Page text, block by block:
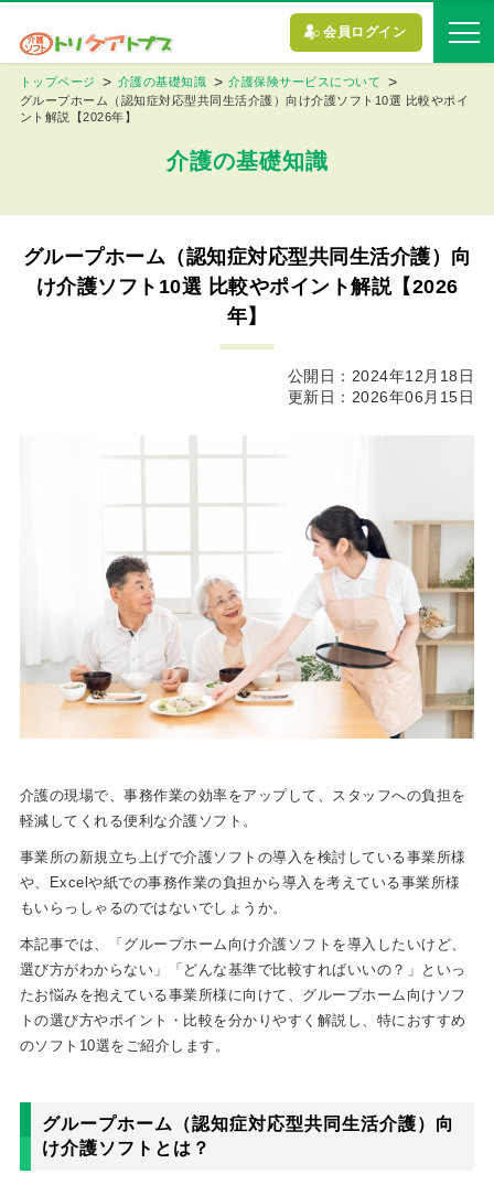
会員ログイン
トップページ 介護の基礎知識
介護保険サービスについて
グループホーム（認知症対応型共同生活介護）向け介護ソフト10選 比較やポイ
ント解説【2026年】
介護の基礎知識
グループホーム（認知症対応型共同生活介護）向
け介護ソフト10選 比較やポイント解説【2026
年】
公開日：2024年12月18日
更新日：2026年06月15日
介護の現場で、事務作業の効率をアップして、スタッフへの負担を
軽減してくれる便利な介護ソフト。
事業所の新規立ち上げで介護ソフトの導入を検討している事業所様
や、Excelや紙での事務作業の負担から導入を考えている事業所様
もいらっしゃるのではないでしょうか。
本記事では、「グループホーム向け介護ソフトを導入したいけど、
選び方がわからない」「どんな基準で比較すればいいの？」といっ
たお悩みを抱えている事業所様に向けて、グループホーム向けソフ
トの選び方やポイント・比較を分かりやすく解説し、特におすすめ
のソフト10選をご紹介します。
グループホーム（認知症対応型共同生活介護）向
け介護ソフトとは？